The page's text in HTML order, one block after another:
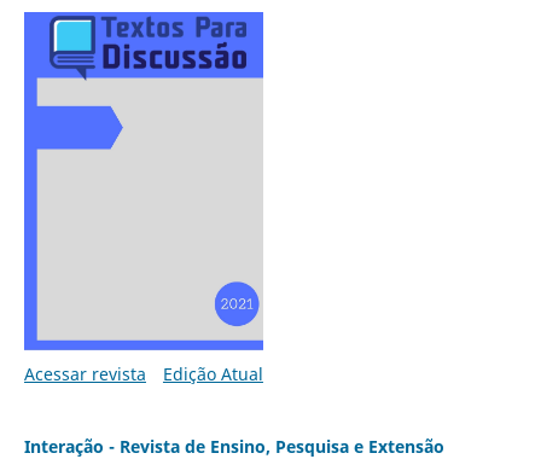
Acessar revista Edição Atual
Interação - Revista de Ensino, Pesquisa e Extensão